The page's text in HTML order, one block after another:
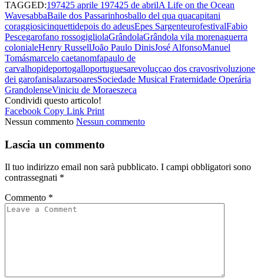
TAGGED:197425 aprile 197425 de abrilA Life on the Ocean
WavesabbaBaile dos Passarinhosballo del qua quacapitani
coraggiosicinquettidepois do adeusEpes SargenteurofestivalFabio
Pescegarofano rossogigliolaGrândolaGrândola vila morenaguerra
colonialeHenry RussellJoão Paulo DinisJosé AlfonsoManuel
Tomásmarcelo caetanomfapaulo de
carvalhopideportogalloportuguesarevoluçcao dos cravosrivoluzione
dei garofanisalazarsoaresSociedade Musical Fraternidade Operária
GrandolenseViniciu de Moraeszeca
Condividi questo articolo!
Facebook Copy Link Print
Nessun commento Nessun commento
Lascia un commento
Il tuo indirizzo email non sarà pubblicato. I campi obbligatori sono
contrassegnati *
Commento *